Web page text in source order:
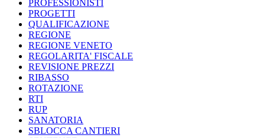
PROFESSIONISTI
PROGETTI
QUALIFICAZIONE
REGIONE
REGIONE VENETO
REGOLARITA' FISCALE
REVISIONE PREZZI
RIBASSO
ROTAZIONE
RTI
RUP
SANATORIA
SBLOCCA CANTIERI